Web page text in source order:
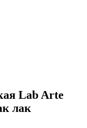
Lab Arte
лак